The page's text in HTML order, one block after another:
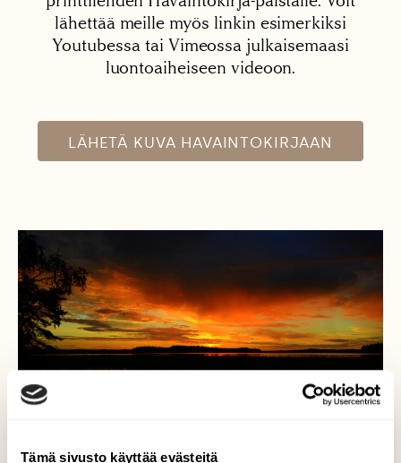
Tämä sivusto käyttää evästeitä
lähettää meille myös linkin esimerkiksi
Youtubessa tai Vimeossa julkaisemaasi
luontoaiheiseen videoon.
LÄHETÄ KUVA HAVAINTOKIRJAAN